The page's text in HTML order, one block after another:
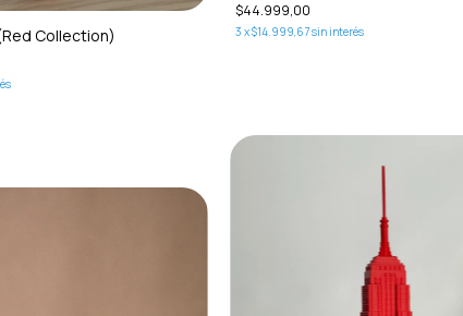
Collection)
$44.999,00
3 x$14.999,67sin interés